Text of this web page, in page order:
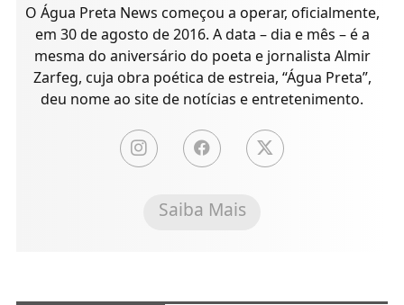
O Água Preta News começou a operar, oficialmente,
em 30 de agosto de 2016. A data – dia e mês – é a
mesma do aniversário do poeta e jornalista Almir
Zarfeg, cuja obra poética de estreia, “Água Preta”,
deu nome ao site de notícias e entretenimento.
Saiba Mais